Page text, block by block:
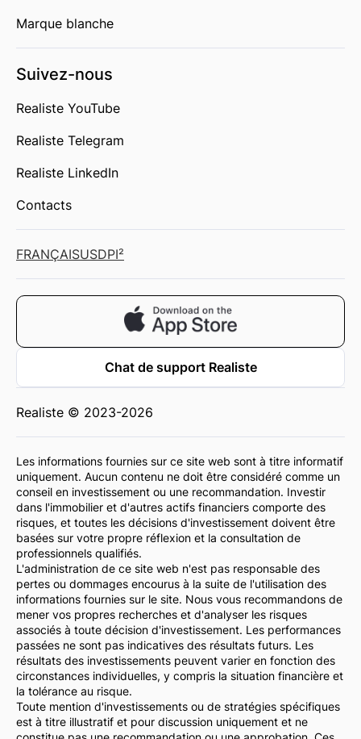
Marque blanche
Suivez-nous
Realiste YouTube
Realiste Telegram
Realiste LinkedIn
Contacts
FRANÇAISUSDPI²
Chat de support Realiste
Realiste © 2023-2026
Les informations fournies sur ce site web sont à titre informatif
uniquement. Aucun contenu ne doit être considéré comme un
conseil en investissement ou une recommandation. Investir
dans l'immobilier et d'autres actifs financiers comporte des
risques, et toutes les décisions d'investissement doivent être
basées sur votre propre réflexion et la consultation de
professionnels qualifiés.
L'administration de ce site web n'est pas responsable des
pertes ou dommages encourus à la suite de l'utilisation des
informations fournies sur le site. Nous vous recommandons de
mener vos propres recherches et d'analyser les risques
associés à toute décision d'investissement. Les performances
passées ne sont pas indicatives des résultats futurs. Les
résultats des investissements peuvent varier en fonction des
circonstances individuelles, y compris la situation financière et
la tolérance au risque.
Toute mention d'investissements ou de stratégies spécifiques
est à titre illustratif et pour discussion uniquement et ne